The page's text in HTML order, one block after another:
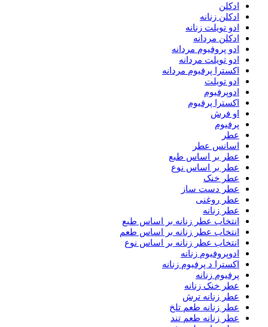
ادکلن
ادکلن زنانه
ادو تویلت زنانه
ادکلن مردانه
ادو پروفیوم مردانه
ادو تویلت مردانه
اکسترا پرفیوم مردانه
ادو تویلت
ادوپرفیوم
اکسترا پرفیوم
او فرش
پرفیوم
عطر
اسانس عطر
عطر بر اساس طبع
عطر بر اساس نوع
عطر خنک
عطر دست ساز
عطر روغنی
عطر زنانه
انتخاب عطر زنانه بر اساس طبع
انتخاب عطر زنانه بر اساس طعم
انتخاب عطر زنانه بر اساس نوع
ادوپروفیوم زنانه
اکسترا د پرفیوم زنانه
پرفیوم زنانه
عطر خنک زنانه
عطر زنانه ترش
عطر زنانه طعم تلخ
عطر زنانه طعم تند